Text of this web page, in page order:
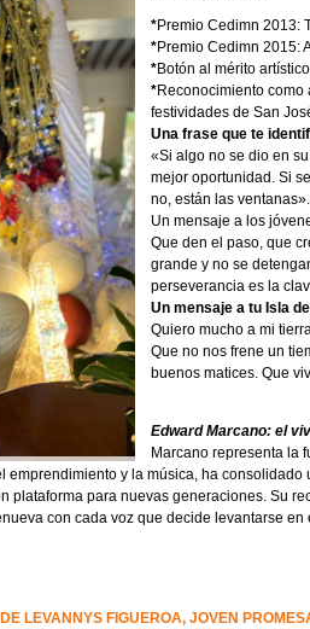
*Premio Cedimn 2013:
*Premio Cedimn 2015:
*Botón al mérito
*Reconocimiento
festividades de San
Una frase que te
«Si algo no se dio en
mejor oportunidad. Si
no, están las ventanas».
Un mensaje a los
Que den el paso, que
grande y no se
perseverancia es la
Un mensaje a tu Isla
Quiero mucho a mi
Que no nos frene un
buenos matices. Que
Edward Marcano: el
Marcano representa la
emprendimiento y la música, ha consolidado
plataforma para nuevas generaciones. Su
con cada voz que decide levantarse en
LEVANNYS FIGUEROA, JOVEN